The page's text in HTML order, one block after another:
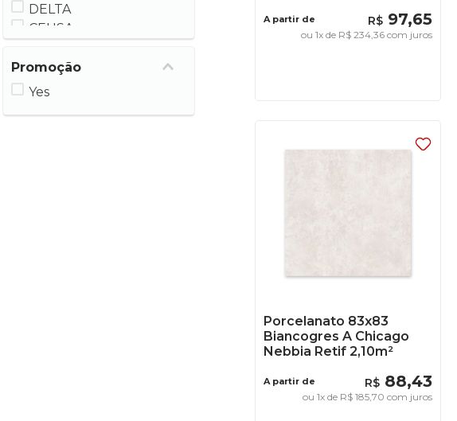
DELTA
CEUSA
Promoção
Yes
A partir de R$ 97,65
ou 1x de R$ 234, 36com juros
Porcelanato 83x83
Biancogres A Chicago
Nebbia Retif 2,10m²
A partir de R$ 88,43
ou 1x de R$ 185, 70 com juros